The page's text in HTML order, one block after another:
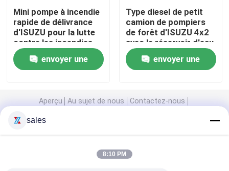
Camion de pompier télécommandé à gaz
Camion de pompiers robuste
Camion de pompiers de sauvetage léger
Mini pompe à incendie
rapide de délivrance
d'ISUZU pour la lutte
contre les incendies
de forêt
envoyer une
Type diesel de petit
camion de pompiers
de forêt d'ISUZU 4x2
avec le réservoir d'eau
2000L
envoyer une
Aperçu Au sujet de nous
Contactez-nous
sales
8:10 PM